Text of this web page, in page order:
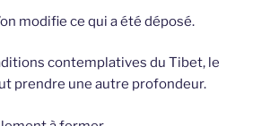
modifie ce qui a été déposé.
contemplatives du Tibet, le
prendre une autre profondeur.